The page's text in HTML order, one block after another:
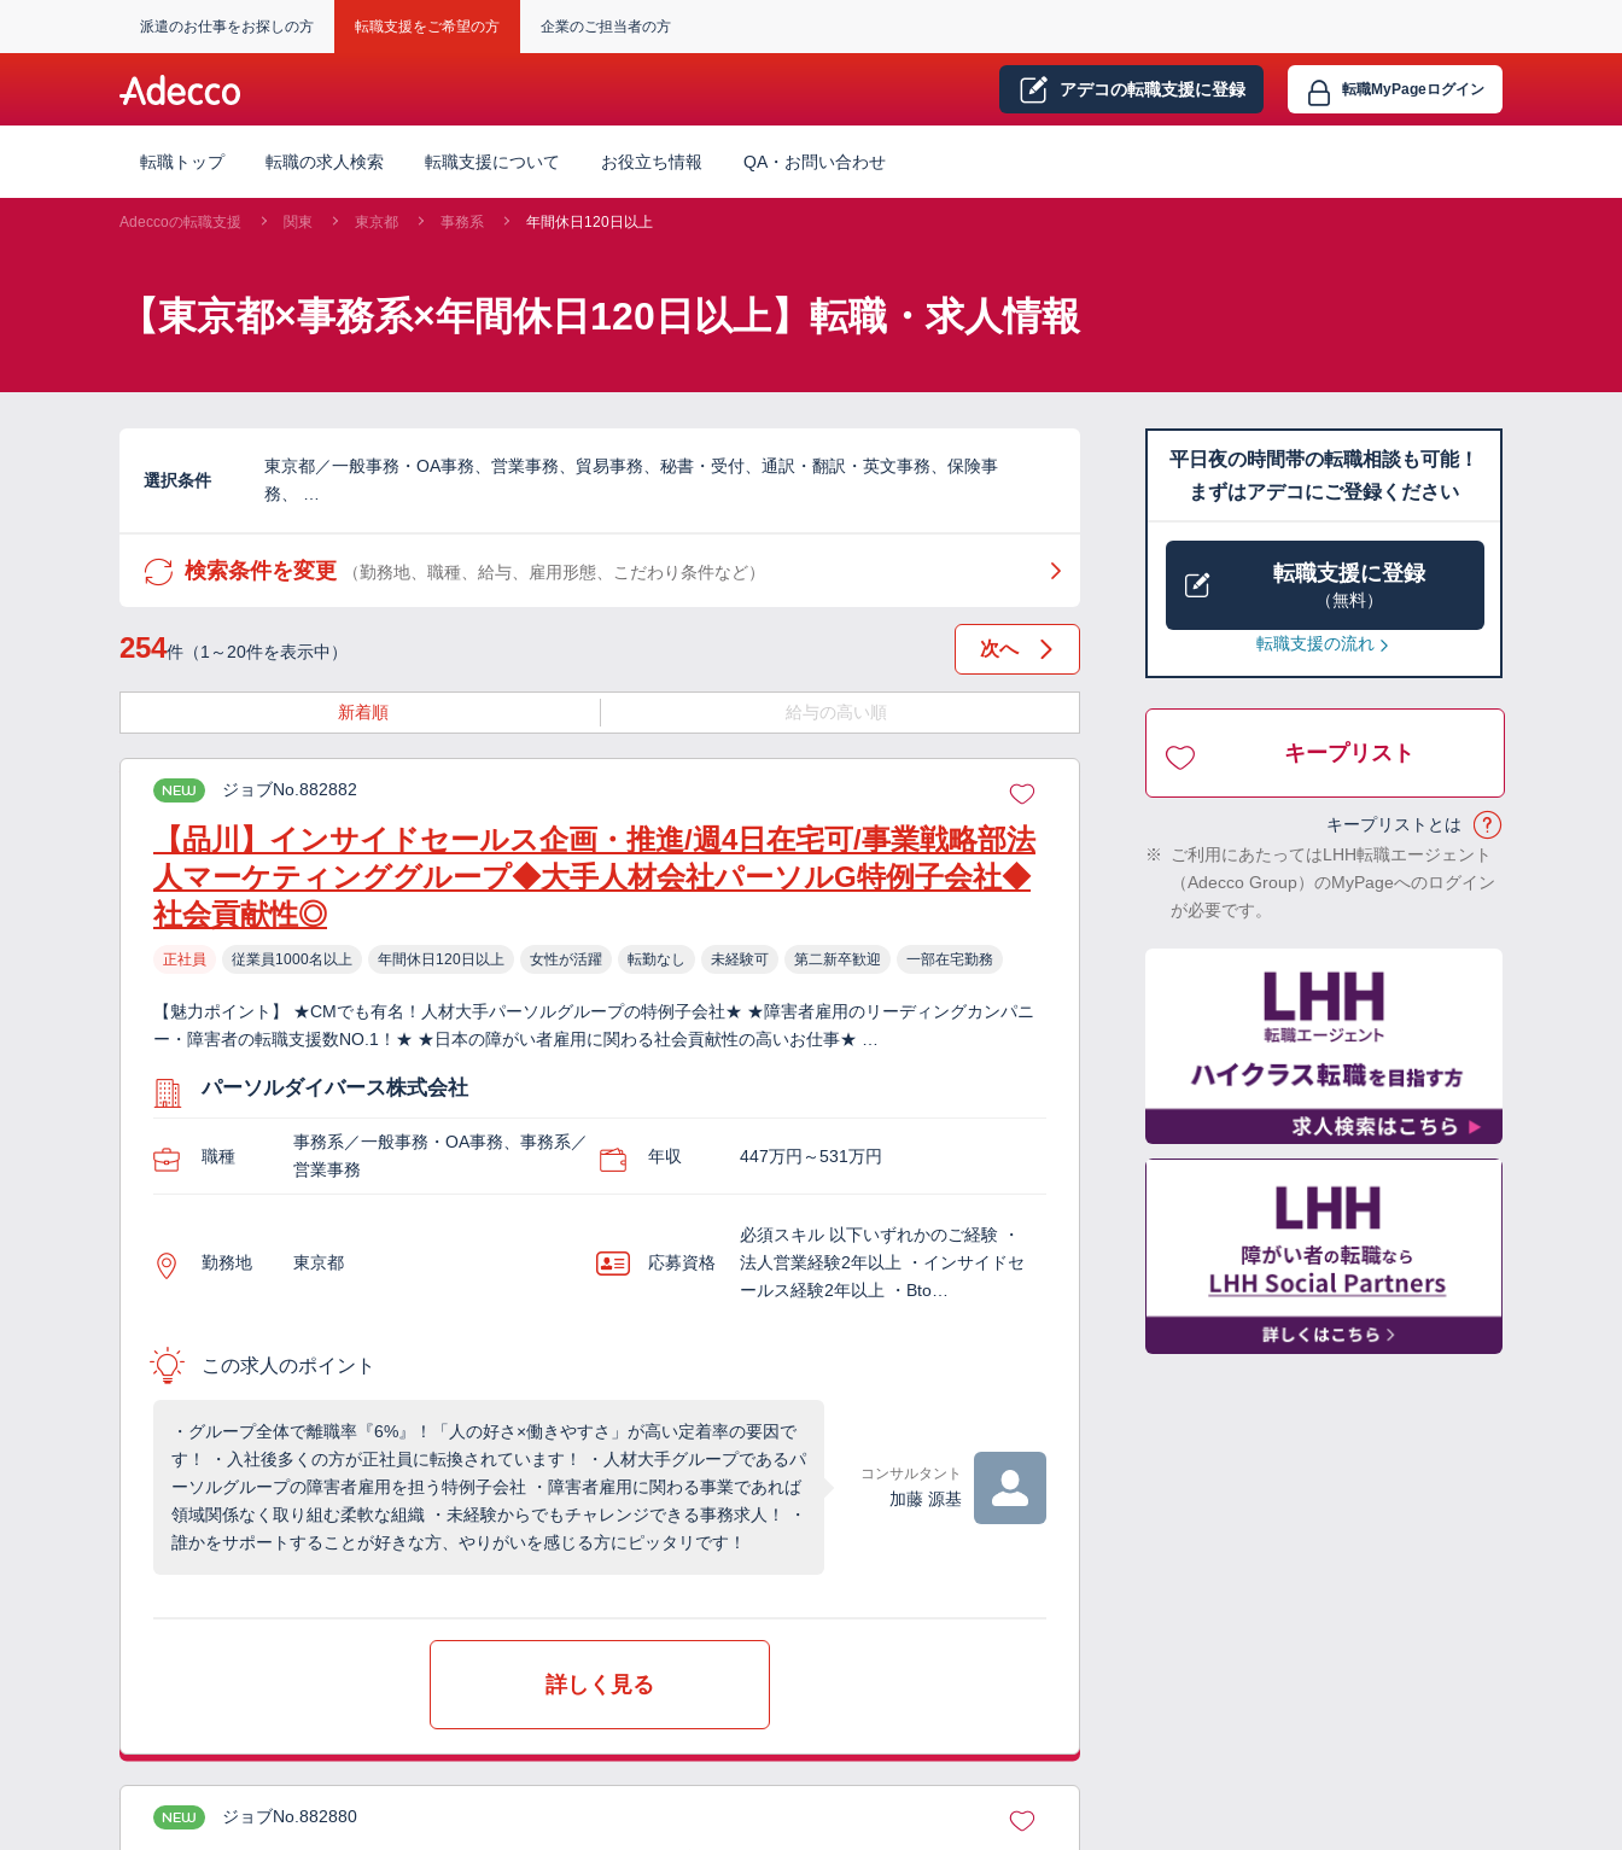
派遣のお仕事をお探しの方 転職支援をご希望の方 企業のご担当者の方
アデコの転職支援に登録 転職MyPageログイン
転職トップ 転職の求人検索 転職支援について お役立ち情報 QA・お問い合わせ
Adeccoの転職支援 関東 東京都 事務系 年間休日120日以上
【東京都×事務系×年間休日120日以上】転職・求人情報
選択条件
東京都／一般事務・OA事務、営業事務、貿易事務、秘書・受付、通訳・翻訳・英文事務、保険事
務、 …
検索条件を変更 （勤務地、職種、給与、雇用形態、こだわり条件など）
254件（1～20件を表示中） 次へ
新着順 給与の高い順
NEW ジョブNo.882882
【品川】インサイドセールス企画・推進/週4日在宅可/事業戦略部法
人マーケティンググループ◆大手人材会社パーソルG特例子会社◆
社会貢献性◎
正社員 従業員1000名以上 年間休日120日以上 女性が活躍 転勤なし 未経験可 第二新卒歓迎 一部在宅勤務
【魅力ポイント】 ★CMでも有名！人材大手パーソルグループの特例子会社★ ★障害者雇用のリーディングカンパニ
ー・障害者の転職支援数NO.1！★ ★日本の障がい者雇用に関わる社会貢献性の高いお仕事★ …
パーソルダイバース株式会社
職種
事務系／一般事務・OA事務、事務系／
営業事務
年収 447万円～531万円
勤務地 東京都 応募資格
必須スキル 以下いずれかのご経験 ・
法人営業経験2年以上 ・インサイドセ
ールス経験2年以上 ・Bto…
この求人のポイント
・グループ全体で離職率『6%』！「人の好さ×働きやすさ」が高い定着率の要因で
す！ ・入社後多くの方が正社員に転換されています！ ・人材大手グループであるパ
ーソルグループの障害者雇用を担う特例子会社 ・障害者雇用に関わる事業であれば
領域関係なく取り組む柔軟な組織 ・未経験からでもチャレンジできる事務求人！ ・
誰かをサポートすることが好きな方、やりがいを感じる方にピッタリです！
コンサルタント
加藤 源基
詳しく見る
NEW ジョブNo.882880
平日夜の時間帯の転職相談も可能！
まずはアデコにご登録ください
転職支援に登録
（無料）
転職支援の流れ
キープリスト
キープリストとは
※
ご利用にあたってはLHH転職エージェント
（Adecco Group）のMyPageへのログイン
が必要です。